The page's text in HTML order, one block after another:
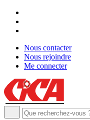
Nous contacter
Nous rejoindre
Me connecter